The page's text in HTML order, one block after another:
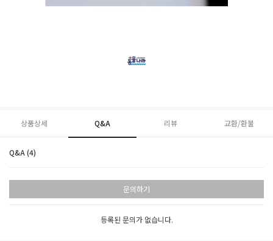
상품상세 Q&A 리뷰 교환/환불
Q&A (4)
문의하기
등록된 문의가 없습니다.